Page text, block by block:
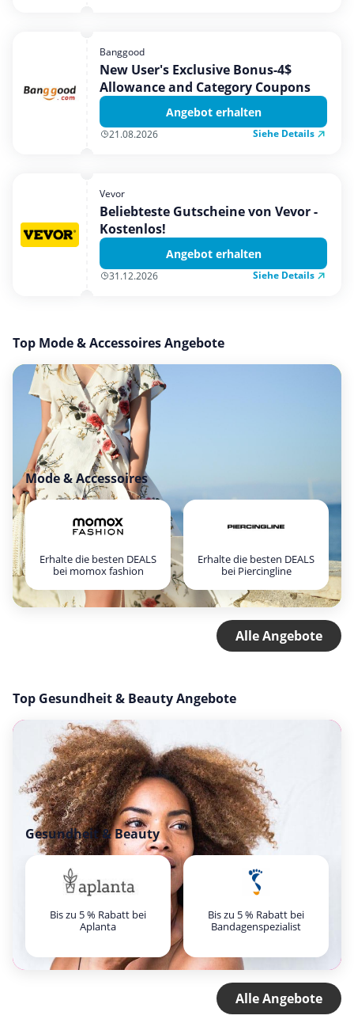
Banggood
New User's Exclusive Bonus-4$
Allowance and Category Coupons
Angebot erhalten
21.08.2026 Siehe Details
Vevor
Beliebteste Gutscheine von Vevor -
Kostenlos!
Angebot erhalten
31.12.2026 Siehe Details
Top Mode & Accessoires Angebote
Mode & Accessoires
Erhalte die besten DEALS
bei momox fashion
Erhalte die besten DEALS
bei Piercingline
Alle Angebote
Top Gesundheit & Beauty Angebote
Gesundheit & Beauty
Bis zu 5 % Rabatt bei
Aplanta
Bis zu 5 % Rabatt bei
Bandagenspezialist
Alle Angebote